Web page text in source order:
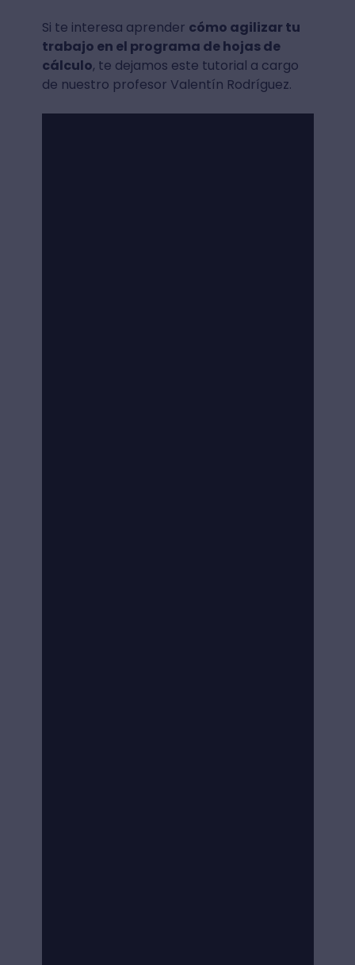
Si te interesa aprender cómo agilizar tu
trabajo en el programa de hojas de
cálculo, te dejamos este tutorial a cargo
de nuestro profesor Valentín Rodríguez.